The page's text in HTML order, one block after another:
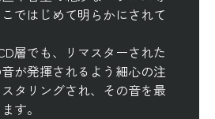
ではじめて明らかにされて
層でも、リマスターされた
が発揮されるよう細心の注
タリングされ、その音を最
す。